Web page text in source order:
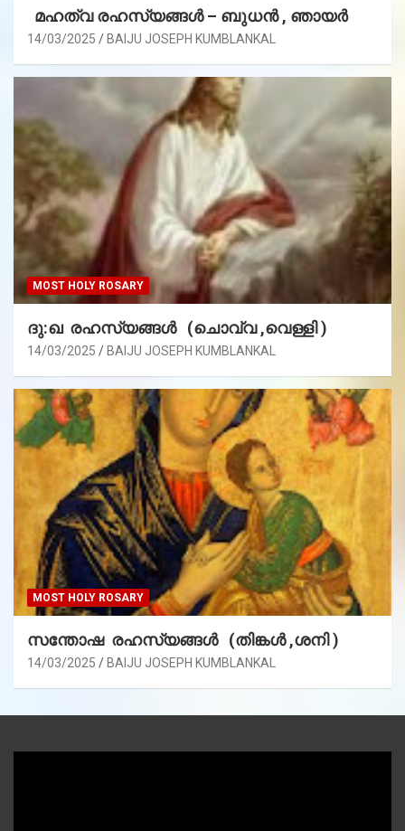
മഹത്വ രഹസ്യങ്ങള്‍ – ബുധൻ , ഞായർ
14/03/2025 BAIJU JOSEPH KUMBLANKAL
MOST HOLY ROSARY
ദു:ഖ രഹസ്യങ്ങൾ (ചൊവ്വ ,വെള്ളി )
14/03/2025 BAIJU JOSEPH KUMBLANKAL
MOST HOLY ROSARY
സന്തോഷ രഹസ്യങ്ങൾ (തിങ്കൾ ,ശനി )
14/03/2025 BAIJU JOSEPH KUMBLANKAL